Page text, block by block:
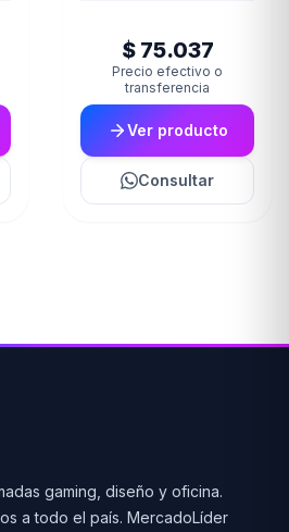
$ 75.037
Precio efectivo o
transferencia
Ver producto
Consultar
gaming, diseño y oficina.
a todo el país. MercadoLíder